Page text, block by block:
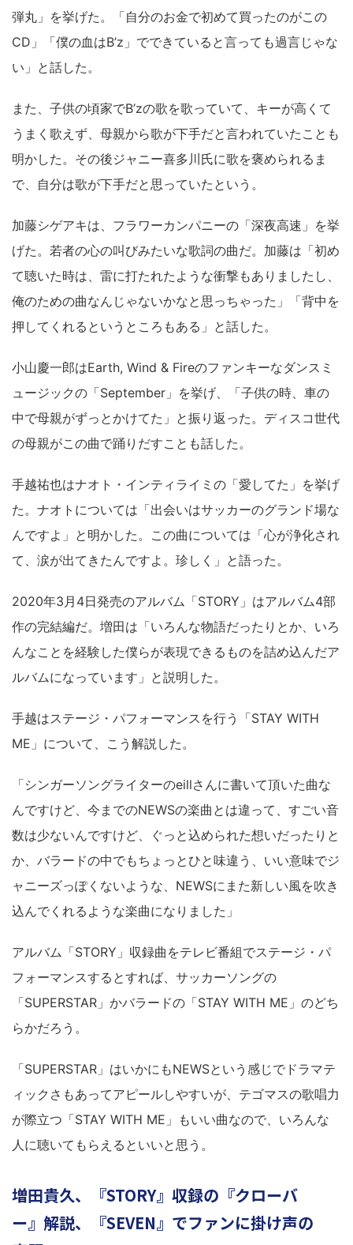
弾丸」を挙げた。「自分のお金で初めて買ったのがこの
CD」「僕の血はB’z」でできていると言っても過言じゃな
い」と話した。
また、子供の頃家でB’zの歌を歌っていて、キーが高くて
うまく歌えず、母親から歌が下手だと言われていたことも
明かした。その後ジャニー喜多川氏に歌を褒められるま
で、自分は歌が下手だと思っていたという。
加藤シゲアキは、フラワーカンパニーの「深夜高速」を挙
げた。若者の心の叫びみたいな歌詞の曲だ。加藤は「初め
て聴いた時は、雷に打たれたような衝撃もありましたし、
俺のための曲なんじゃないかなと思っちゃった」「背中を
押してくれるというところもある」と話した。
小山慶一郎はEarth, Wind & Fireのファンキーなダンスミ
ュージックの「September」を挙げ、「子供の時、車の
中で母親がずっとかけてた」と振り返った。ディスコ世代
の母親がこの曲で踊りだすことも話した。
手越祐也はナオト・インティライミの「愛してた」を挙げ
た。ナオトについては「出会いはサッカーのグランド場な
んですよ」と明かした。この曲については「心が浄化され
て、涙が出てきたんですよ。珍しく」と語った。
2020年3月4日発売のアルバム「STORY」はアルバム4部
作の完結編だ。増田は「いろんな物語だったりとか、いろ
んなことを経験した僕らが表現できるものを詰め込んだア
ルバムになっています」と説明した。
手越はステージ・パフォーマンスを行う「STAY WITH
ME」について、こう解説した。
「シンガーソングライターのeillさんに書いて頂いた曲な
んですけど、今までのNEWSの楽曲とは違って、すごい音
数は少ないんですけど、ぐっと込められた想いだったりと
か、バラードの中でもちょっとひと味違う、いい意味でジ
ャニーズっぽくないような、NEWSにまた新しい風を吹き
込んでくれるような楽曲になりました」
アルバム「STORY」収録曲をテレビ番組でステージ・パ
フォーマンスするとすれば、サッカーソングの
「SUPERSTAR」かバラードの「STAY WITH ME」のどち
らかだろう。
「SUPERSTAR」はいかにもNEWSという感じでドラマテ
ィックさもあってアピールしやすいが、テゴマスの歌唱力
が際立つ「STAY WITH ME」もいい曲なので、いろんな
人に聴いてもらえるといいと思う。
増田貴久、『STORY』収録の『クローバ
ー』解説、『SEVEN』でファンに掛け声の